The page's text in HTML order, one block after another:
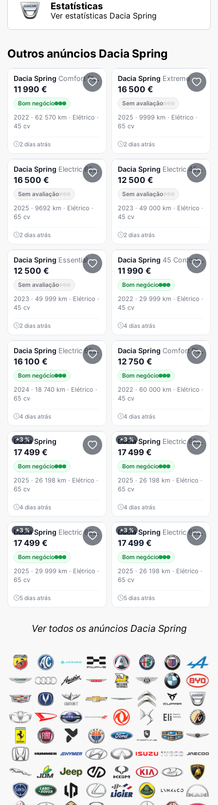
Estatísticas
Ver estatísticas Dacia Spring
Outros anúncios Dacia Spring
Dacia Spring Comfort Plus
11 990 €
Bom negócio
2022 · 62 570 km · Elétrico ·
45 cv
2 dias atrás
Dacia Spring Extreme
16 500 €
Sem avaliação
2025 · 9999 km · Elétrico ·
65 cv
2 dias atrás
Dacia Spring Electric 65 Extreme
16 500 €
Sem avaliação
2025 · 9692 km · Elétrico ·
65 cv
2 dias atrás
Dacia Spring Electric 45 Essential
12 500 €
Sem avaliação
2023 · 49 000 km · Elétrico ·
45 cv
2 dias atrás
Dacia Spring Essential
12 500 €
Sem avaliação
2023 · 49 999 km · Elétrico ·
45 cv
2 dias atrás
Dacia Spring 45 Confort plus
11 990 €
Bom negócio
2022 · 29 999 km · Elétrico ·
45 cv
4 dias atrás
Dacia Spring Electric 65 Expression
16 100 €
Bom negócio
2024 · 18 740 km · Elétrico ·
65 cv
4 dias atrás
Dacia Spring Comfort Plus
12 750 €
Bom negócio
2022 · 60 000 km · Elétrico ·
45 cv
4 dias atrás
+3 %
Dacia Spring
17 499 €
Bom negócio
2025 · 26 198 km · Elétrico ·
65 cv
4 dias atrás
+3 %
Dacia Spring Electric 65 Extreme
17 499 €
Bom negócio
2025 · 26 198 km · Elétrico ·
65 cv
4 dias atrás
+3 %
Dacia Spring Electric 65 Extreme
17 499 €
Bom negócio
2025 · 29 999 km · Elétrico ·
65 cv
5 dias atrás
+3 %
Dacia Spring Electric 65 Extreme
17 499 €
Bom negócio
2025 · 26 198 km · Elétrico ·
65 cv
5 dias atrás
Ver todos os anúncios Dacia Spring